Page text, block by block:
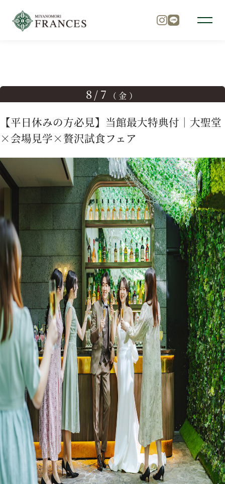
チャペル
料理
ドレス
プラン
施設紹介
フォトガイドツアー
ブライダルフェア
ニュース
パーティレポート
アクセス
8/7 （金）
【平日休みの方必見】当館最大特典付｜大聖堂
×会場見学×贅沢試食フェア